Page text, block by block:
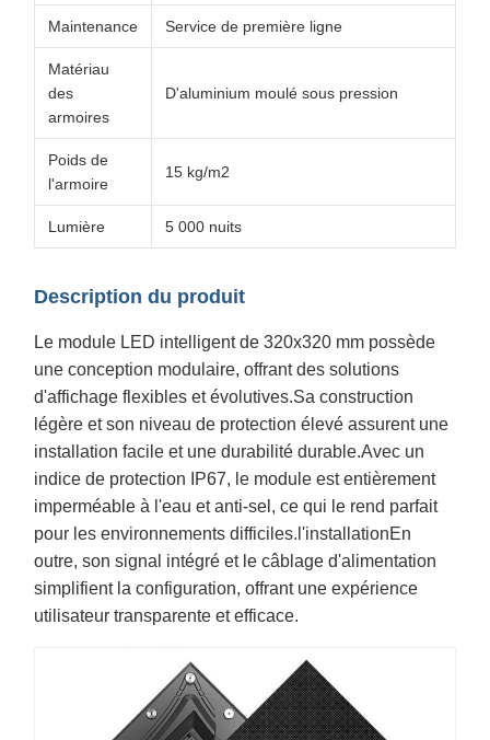
Maintenance Service de première ligne
Matériau
des
armoires
D'aluminium moulé sous pression
Poids de
l'armoire
15 kg/m2
Lumière 5 000 nuits
Description du produit
Le module LED intelligent de 320x320 mm possède
une conception modulaire, offrant des solutions
d'affichage flexibles et évolutives.Sa construction
légère et son niveau de protection élevé assurent une
installation facile et une durabilité durable.Avec un
indice de protection IP67, le module est entièrement
imperméable à l'eau et anti-sel, ce qui le rend parfait
pour les environnements difficiles.l'installationEn
outre, son signal intégré et le câblage d'alimentation
simplifient la configuration, offrant une expérience
utilisateur transparente et efficace.